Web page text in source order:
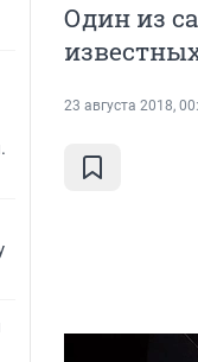
Один из
23 августа 2018,